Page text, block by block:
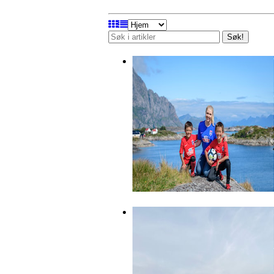
Søk!